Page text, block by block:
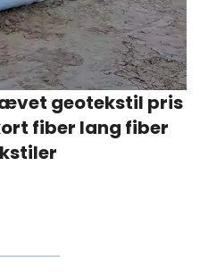
geotekstil pris
fiber lang fiber